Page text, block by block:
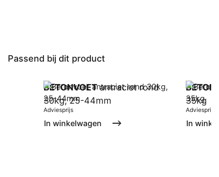
Passend bij dit product
BETONVOETantraciet rond
30kg, 25-44mm
Adviesprijs
In winkelwagen
35kg
Adviesprijs
In